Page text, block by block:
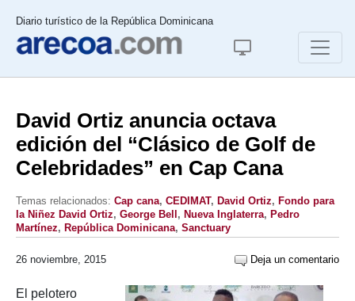
Diario turístico de la República Dominicana
David Ortiz anuncia octava
edición del “Clásico de Golf de
Celebridades” en Cap Cana
Temas relacionados: Cap cana, CEDIMAT, David Ortiz, Fondo para
la Niñez David Ortiz, George Bell , Nueva Inglaterra, Pedro
Martínez, República Dominicana, Sanctuary
26 noviembre, 2015 Deja un comentario
El pelotero